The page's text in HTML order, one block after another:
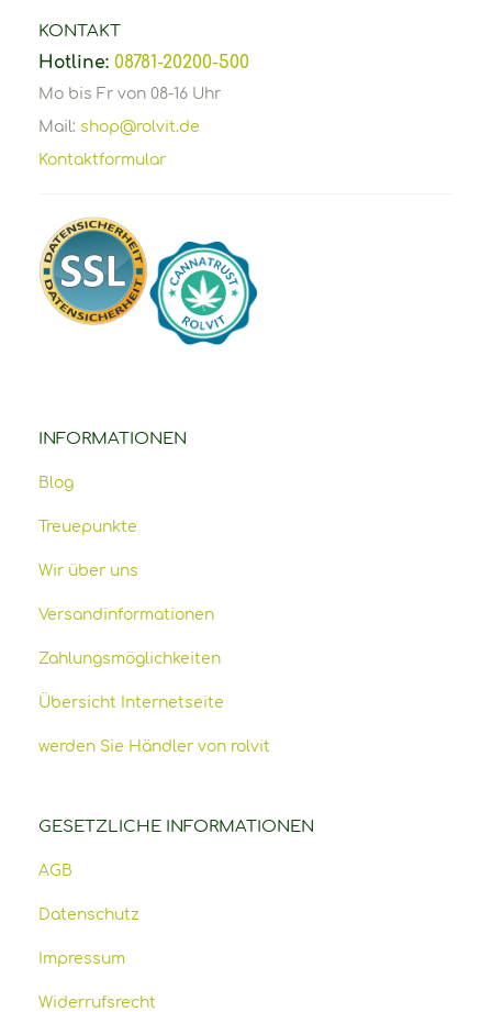
KONTAKT
Hotline: 08781-20200-500
Mo bis Fr von 08-16 Uhr
Mail: shop@rolvit.de
Kontaktformular
INFORMATIONEN
Blog
Treuepunkte
Wir über uns
Versandinformationen
Zahlungsmöglichkeiten
Übersicht Internetseite
werden Sie Händler von rolvit
GESETZLICHE INFORMATIONEN
AGB
Datenschutz
Impressum
Widerrufsrecht